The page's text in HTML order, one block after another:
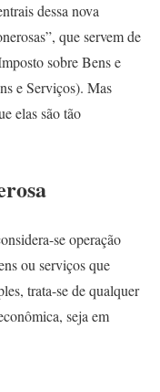
dessa nova
que servem de
sobre Bens e
e Serviços). Mas
elas são tão
se operação
ou serviços que
trata-se de qualquer
seja em